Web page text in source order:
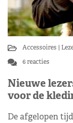
Accessoires
6 reacties
Nieuwe
voor de
De afgelopen